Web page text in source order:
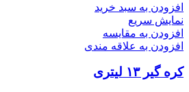
افزودن به سبد خرید
نمایش سریع
افزودن به مقایسه
افزودن به علاقه مندی
کره گیر ۱۳ لیتری